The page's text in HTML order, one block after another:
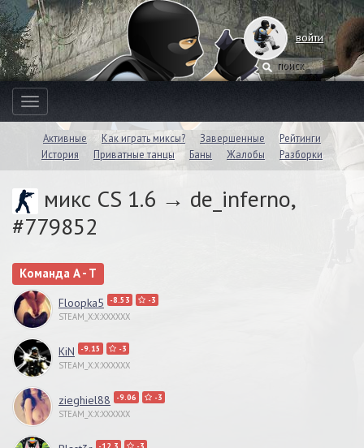
войти
Toggle
navigation
Активные Как играть миксы? Завершенные
Рейтинги
История
Приватные танцы Баны Жалобы Разборки
микс CS 1.6 → de_inferno,
#779852
Команда A - T
Floopka5 -8.53 -3
STEAM_X:X:XXXXXX
KiN -9.15 -3
STEAM_X:X:XXXXXX
zieghiel88 -9.06 -3
STEAM_X:X:XXXXXX